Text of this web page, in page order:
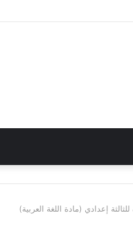
إعدادي (مادة اللغة العربية)